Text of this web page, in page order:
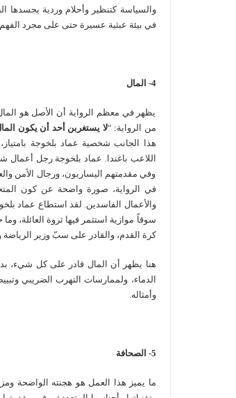
والسياسة كتنظير وأحلام وردية يجسدها
في بيئة عبثية عسيرة حتى على مجرد الفهم.
4- المال
من الرواية: “لا يستغربن أحد أن يكون
هذا الجانب شخصية عماد بلخوجة
اللاعب باغندا. عماد بلخوجة رجل أعمال
وفي مقدمتهم اليساريون، ورجال الأمن
في الرواية، صورة واضحة عن كون
والأعمال الفاسدين. لقد استطاع عماد
سوقاً موازية استثمر فيها ثروة العائلة،
كرة القدم، والقادر على سبّ وزير
هنا يظهر أن المال قادر على كل شيء،
الدماء، ولممارسات التهرب الضريبي
وأمثاله.
5- الصحافة
ما يميز هذا العمل هو هجنته الواضحة